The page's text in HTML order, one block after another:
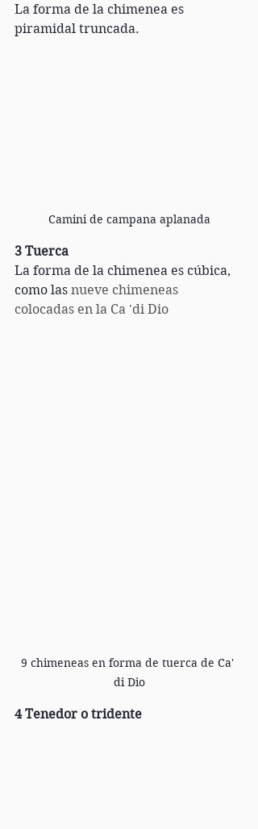
La forma de la chimenea es
piramidal truncada.
Camini de campana aplanada
3 Tuerca
La forma de la chimenea es cúbica,
como las nueve chimeneas
colocadas en la Ca 'di Dio
9 chimeneas en forma de tuerca de Ca'
di Dio
4 Tenedor o tridente